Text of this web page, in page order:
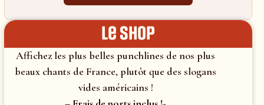
le shop
Affichez les plus belles punchlines de nos plus
beaux chants de France, plutôt que des slogans
vides américains !